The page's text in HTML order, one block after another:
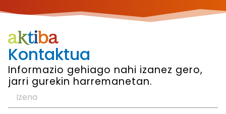
Kontaktua
Informazio gehiago nahi izanez gero,
jarri gurekin harremanetan.